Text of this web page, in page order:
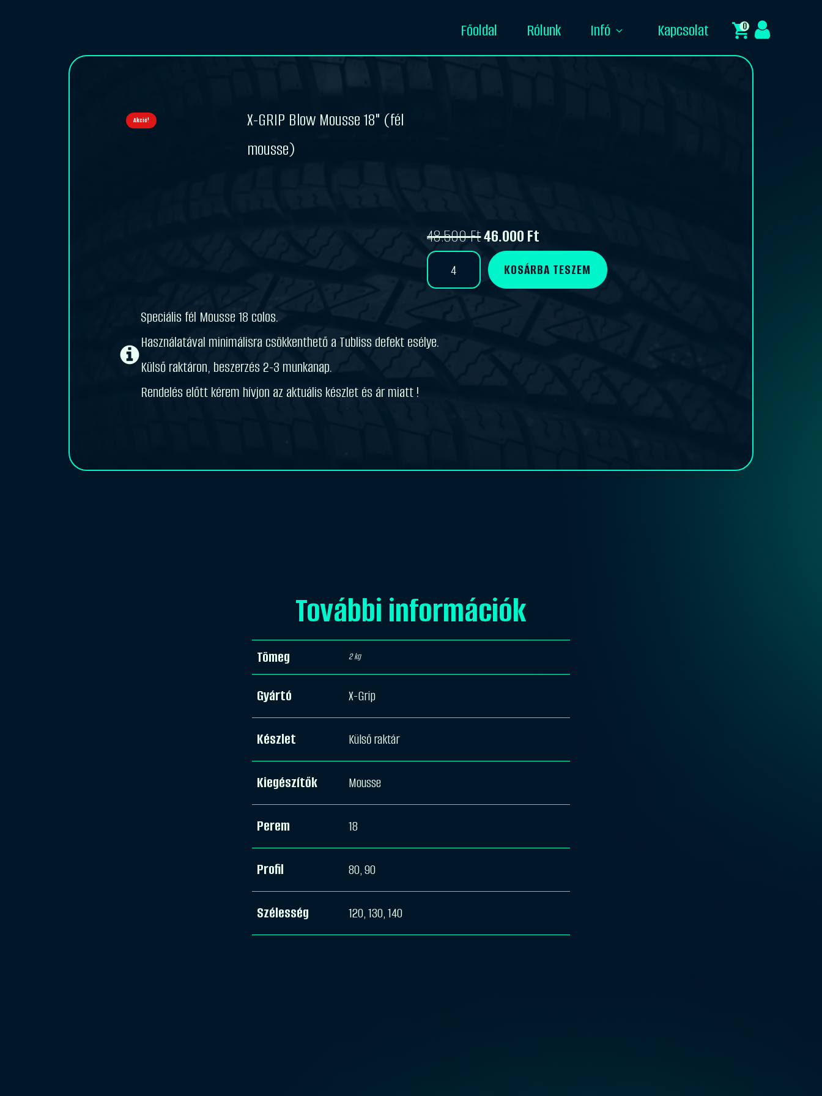
Főoldal Rólunk Infó Kapcsolat 0
Akció!
X-GRIP Blow Mousse 18" (fél
mousse)
48.500Ft
Original
price
48.500 Ft.
46.000Ft
Current
price
46.000 Ft.
X-
Blow
mennyiség
KOSÁRBA TESZEM
Speciális fél Mousse 18 colos.
Használatával minimálisra csökkenthető a Tubliss defekt esélye.
Külső raktáron, beszerzés 2-3 munkanap.
Rendelés előtt kérem hívjon az aktuális készlet és ár miatt !
További információk
Tömeg 2 kg
Gyártó X-Grip
Készlet Külső raktár
Kiegészítők Mousse
Perem 18
Profil 80, 90
Szélesség 120, 130, 140